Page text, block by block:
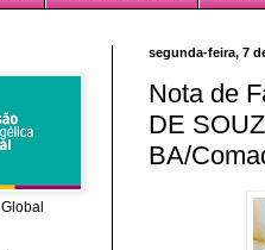
segunda-feira, 7
Nota de
DE
BA/